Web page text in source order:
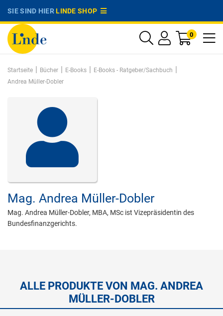
SIE SIND HIERLINDE SHOP
0
Startseite | Bücher | E-Books | E-Books - Ratgeber/Sachbuch |
Andrea Müller-Dobler
Mag. Andrea Müller-Dobler
Mag. Andrea Müller-Dobler, MBA, MSc ist Vizepräsidentin des
Bundesfinanzgerichts.
ALLE PRODUKTE VON MAG. ANDREA
MÜLLER-DOBLER